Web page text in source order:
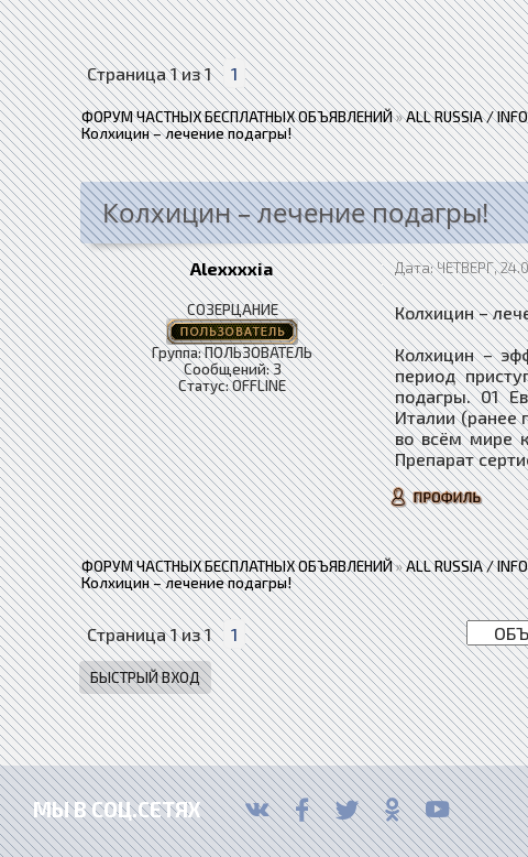
Страница1из1 1
ФОРУМ ЧАСТНЫХ БЕСПЛАТНЫХ ОБЪЯВЛЕНИЙ»ALL RUSSIA /
Колхицин – лечение подагры!
Колхицин – лечение подагры!
Alexxxxia Дата: ЧЕТВЕРГ,
СОЗЕРЦАНИЕ
Группа: ПОЛЬЗОВАТЕЛЬ
Сообщений:3
Статус:OFFLINE
Колхицин –
​​​​​​​Колхицин –
период
подагры. 01
Италии (ранее
во всём мире
Препарат
ФОРУМ ЧАСТНЫХ БЕСПЛАТНЫХ ОБЪЯВЛЕНИЙ»ALL RUSSIA /
Колхицин – лечение подагры!
Страница1из1
1
МЫ В СОЦ.СЕТЯХ